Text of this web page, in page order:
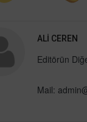
ALI CEREN
Editörün
Mail: